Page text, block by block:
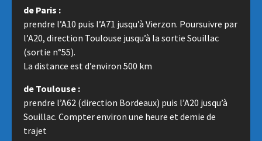
de Paris :
prendre l’A10 puis l’A71 jusqu’à Vierzon. Poursuivre par
l’A20, direction Toulouse jusqu’à la sortie Souillac
(sortie n°55).
La distance est d’environ 500 km
de Toulouse :
prendre l’A62 (direction Bordeaux) puis l’A20 jusqu’à
Souillac. Compter environ une heure et demie de
trajet